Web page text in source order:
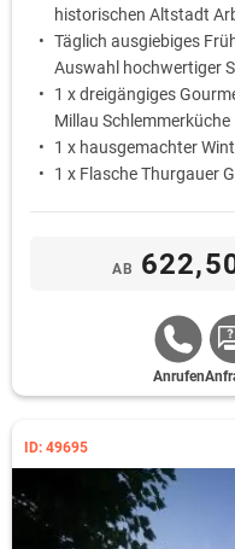
historischen Altstadt
Täglich ausgiebiges
Auswahl hochwertiger
1 x dreigängiges
Millau Schlemmerküche
1 x hausgemachter
1 x Flasche Thurgauer
AB
Anrufen
ID: 49695